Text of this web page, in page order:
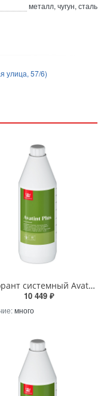
металл, чугун, сталь
улица, 57/6)
Колорант системный Avatint Plus Tikkurila GH (Green High) 1Л (не замораживать, до +5) Tikkurila RU
10 449 ₽
много